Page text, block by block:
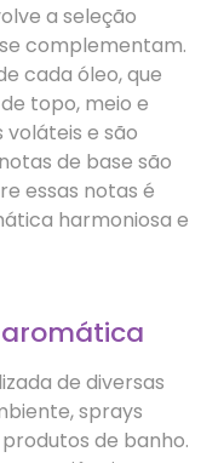
a seleção
complementam.
cada óleo, que
topo, meio e
voláteis e são
de base são
essas notas é
harmoniosa e
de diversas
sprays
de banho.